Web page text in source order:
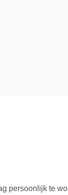
persoonlijk te